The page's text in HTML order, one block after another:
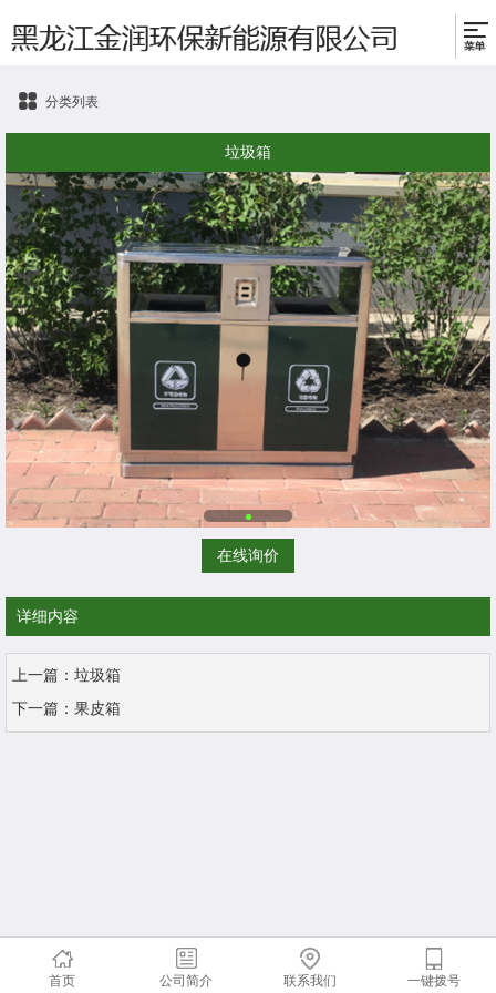
分类列表
垃圾箱
在线询价
详细内容
上一篇： 垃圾箱
下一篇： 果皮箱
首页 公司简介 联系我们 一键拨号